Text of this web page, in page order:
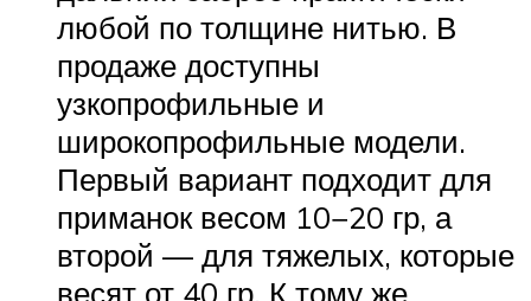
любой по толщине нитью. В
продаже доступны
узкопрофильные и
широкопрофильные модели.
Первый вариант подходит для
приманок весом 10−20 гр, а
второй — для тяжелых, которые
весят от 40 гр. К тому же